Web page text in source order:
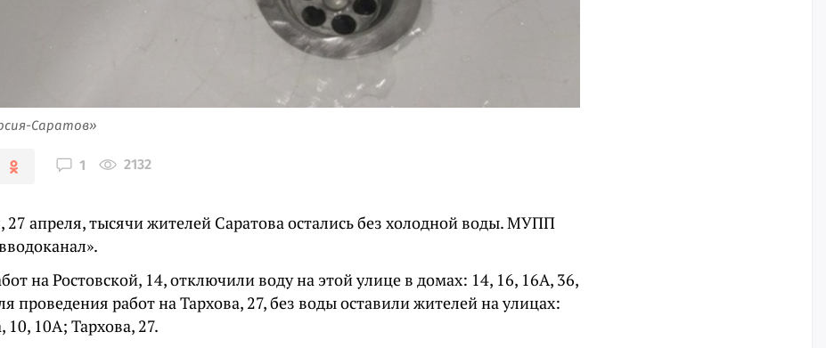
Саратов»
1 2132
27 апреля, тысячи жителей Саратова остались без холодной воды. МУПП
на Ростовской, 14, отключили воду на этой улице в домах: 14, 16, 16А, 36,
проведения работ на Тархова, 27, без воды оставили жителей на улицах:
10, 10А; Тархова, 27.